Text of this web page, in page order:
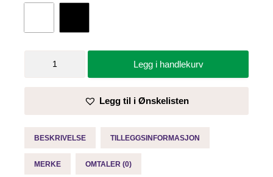
Pantolette-
Legg i handlekurv
Legg til i Ønskelisten
BESKRIVELSE TILLEGGSINFORMASJON
MERKE OMTALER (0)